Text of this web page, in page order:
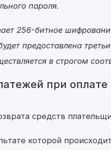
пароля.
256-битное
предоставлена
в строгом
при оплате
средств
которой